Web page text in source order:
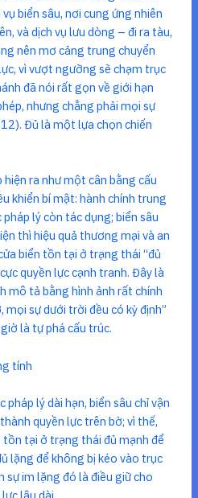
biển sâu, nơi cung ứng nhiên
và dịch vụ lưu dòng – đi ra tàu,
nên mơ cảng trung chuyển
vì vượt ngưỡng sẽ chạm trục
đã nói rất gọn về giới hạn
nhưng chẳng phải mọi sự
Đủ là một lựa chọn chiến
ra như một cân bằng cấu
khiển bí mật: hành chính trung
lý còn tác dụng; biển sâu
thì hiệu quả thương mại và an
biển tồn tại ở trạng thái “đủ
quyền lực cạnh tranh. Đây là
mô tả bằng hình ảnh rất chính
mọi sự dưới trời đều có kỳ định”
là tự phá cấu trúc.
tính
lý dài hạn, biển sâu chỉ vận
quyền lực trên bờ; vì thế,
tồn tại ở trạng thái đủ mạnh để
lặng để không bị kéo vào trục
im lặng đó là điều giữ cho